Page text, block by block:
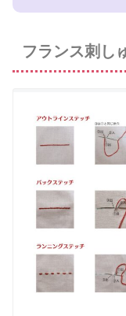
フランス刺し